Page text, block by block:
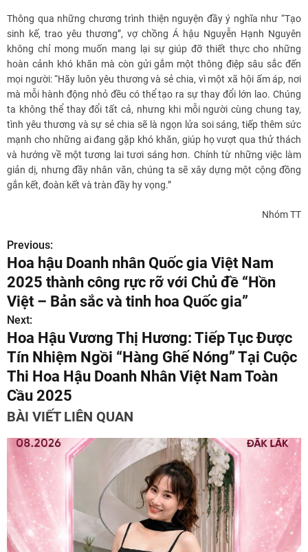
Thông qua những chương trình thiện nguyện đầy ý nghĩa như “Tạo
sinh kế, trao yêu thương”, vợ chồng Á hậu Nguyễn Hạnh Nguyên
không chỉ mong muốn mang lại sự giúp đỡ thiết thực cho những
hoàn cảnh khó khăn mà còn gửi gắm một thông điệp sâu sắc đến
mọi người: “Hãy luôn yêu thương và sẻ chia, vì một xã hội ấm áp, nơi
mà mỗi hành động nhỏ đều có thể tạo ra sự thay đổi lớn lao. Chúng
ta không thể thay đổi tất cả, nhưng khi mỗi người cùng chung tay,
tình yêu thương và sự sẻ chia sẽ là ngọn lửa soi sáng, tiếp thêm sức
mạnh cho những ai đang gặp khó khăn, giúp họ vượt qua thử thách
và hướng về một tương lai tươi sáng hơn. Chính từ những việc làm
giản dị, nhưng đầy nhân văn, chúng ta sẽ xây dựng một cộng đồng
gắn kết, đoàn kết và tràn đầy hy vọng.”
Nhóm TT
Đ
i
ề
u
h
ư
ớ
g
à
i
Previous:
Hoa hậu Doanh nhân Quốc gia Việt Nam
2025 thành công rực rỡ với Chủ đề “Hồn
Việt – Bản sắc và tinh hoa Quốc gia”
Next:
Hoa Hậu Vương Thị Hương: Tiếp Tục Được
Tín Nhiệm Ngồi “Hàng Ghế Nóng” Tại Cuộc
Thi Hoa Hậu Doanh Nhân Việt Nam Toàn
Cầu 2025
BÀI VIẾT LIÊN QUAN